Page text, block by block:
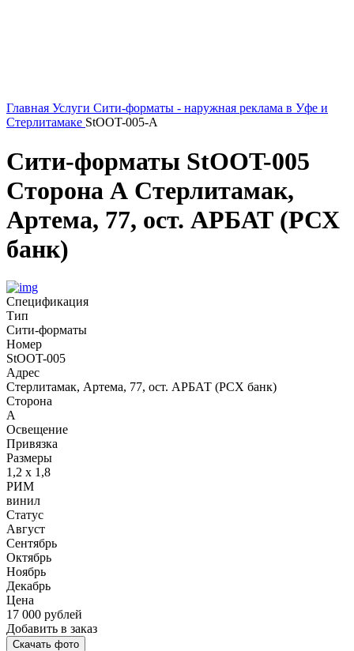
Главная Услуги Сити-форматы - наружная реклама в Уфе и
Стерлитамаке StOOT-005-А
Сити-форматы StOOT-005
Сторона А Стерлитамак,
Артема, 77, ост. АРБАТ (РСХ
банк)
Спецификация
Тип
Сити-форматы
Номер
StOOT-005
Адрес
Стерлитамак, Артема, 77, ост. АРБАТ (РСХ банк)
Сторона
А
Освещение
Привязка
Размеры
1,2 х 1,8
РИМ
винил
Статус
Август
Сентябрь
Октябрь
Ноябрь
Декабрь
Цена
17 000 рублей
Добавить в заказ
Скачать фото